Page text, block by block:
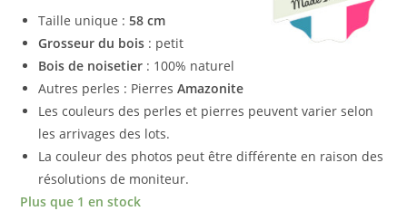
Taille unique :58 cm
Grosseur du bois : petit
Bois de noisetier : 100% naturel
Autres perles : PierresAmazonite
Les couleurs des perles et pierres peuvent varier selon
les arrivages des lots.
La couleur des photos peut être différente en raison des
résolutions de moniteur.
Plus que 1 en stock